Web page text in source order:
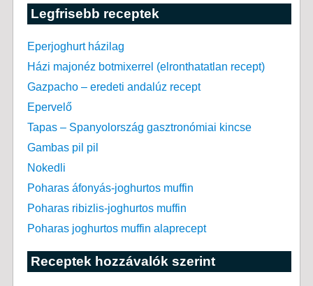
Legfrisebb receptek
Eperjoghurt házilag
Házi majonéz botmixerrel (elronthatatlan recept)
Gazpacho – eredeti andalúz recept
Epervelő
Tapas – Spanyolország gasztronómiai kincse
Gambas pil pil
Nokedli
Poharas áfonyás-joghurtos muffin
Poharas ribizlis-joghurtos muffin
Poharas joghurtos muffin alaprecept
Receptek hozzávalók szerint